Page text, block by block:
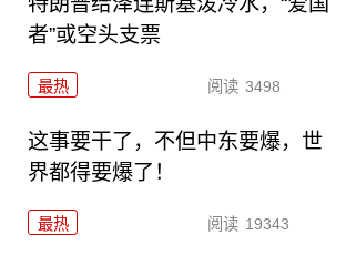
者”或空头支票
最热 阅读 3498
这事要干了，不但中东要爆，世
界都得要爆了！
最热 阅读 19343